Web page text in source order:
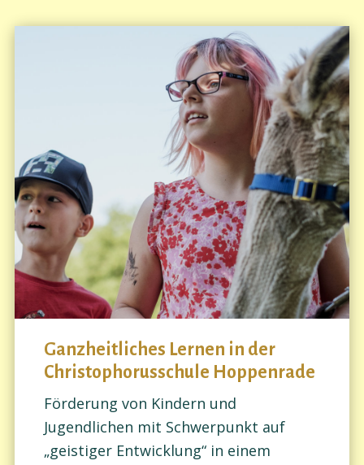
Ganzheitliches Lernen in der
Christophorusschule Hoppenrade
Förderung von Kindern und
Jugendlichen mit Schwerpunkt auf
„geistiger Entwicklung“ in einem